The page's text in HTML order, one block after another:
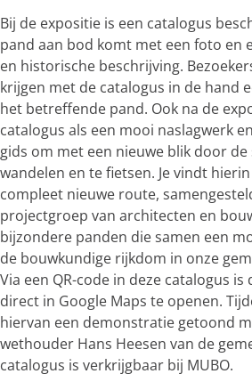
Bij de expositie is een catalogus
pand aan bod komt met een foto en
en historische beschrijving.
krijgen met de catalogus in de hand
het betreffende pand. Ook na de
catalogus als een mooi naslagwerk
gids om met een nieuwe blik door
wandelen en te fietsen. Je vindt
compleet nieuwe route,
projectgroep van architecten en
bijzondere panden die samen een
de bouwkundige rijkdom in onze
Via een QR-code in deze catalogus
direct in Google Maps te openen.
hiervan een demonstratie getoond
wethouder Hans Heesen van de
catalogus is verkrijgbaar bij MUBO.